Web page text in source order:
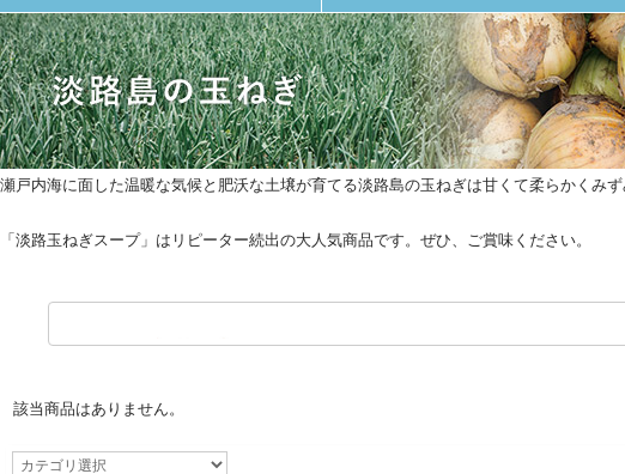
瀬戸内海に面した温暖な気候と肥沃な土壌が育てる淡路島の玉ねぎは甘くて柔らかくみ
「淡路玉ねぎスープ」はリピーター続出の大人気商品です。ぜひ、ご賞味ください。
玉ねぎ定期便
該当商品はありません。